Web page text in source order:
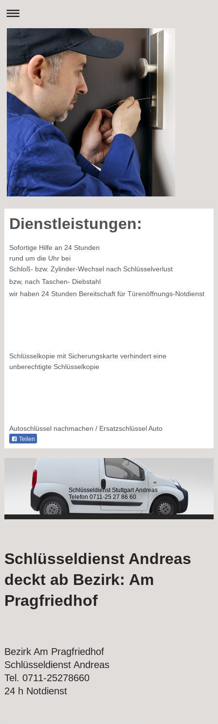
Dienstleistungen:
Sofortige Hilfe an 24 Stunden
rund um die Uhr bei
Schloß- bzw. Zylinder-Wechsel nach Schlüsselverlust
bzw, nach Taschen- Diebstahl
wir haben 24 Stunden Bereitschaft für Türenöffnungs-Notdienst
Schlüsselkopie mit Sicherungskarte verhindert eine
unberechtigte Schlüsselkopie
Autoschlüssel nachmachen / Ersatzschlüssel Auto
Teilen
Schlüsseldienst Stuttgart Andreas
Telefon 0711-25 27 86 60
Schlüsseldienst Andreas
deckt ab Bezirk: Am
Pragfriedhof
Bezirk Am Pragfriedhof
Schlüsseldienst Andreas
Tel. 0711-25278660
24 h Notdienst